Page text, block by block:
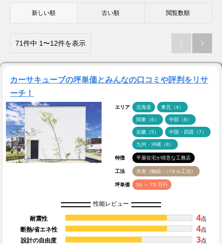
新しい順 古い順 閲覧数順
71件中 1〜12件を表示  
カーサキューブの坪単価とみんなの口コミや評判をリサ
ーチ！
エリア 北海道 東北（4）
関東（6） 中部（8）
近畿（5） 中国・四国（7）
九州・沖縄（8）
特徴 平屋住宅が得意な工務店
工法 木造（軸組・パネル工法）
坪単価 55 ～ 70 万円
性能レビュー
耐震性 4点
断熱/省エネ性
4点
設計の自由度
3点